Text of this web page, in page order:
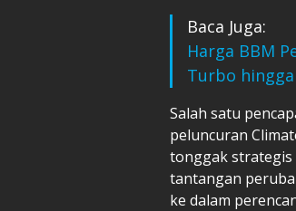
Baca Juga:
Harga BBM
Turbo
Salah satu
peluncuran
tonggak strategis
tantangan
ke dalam